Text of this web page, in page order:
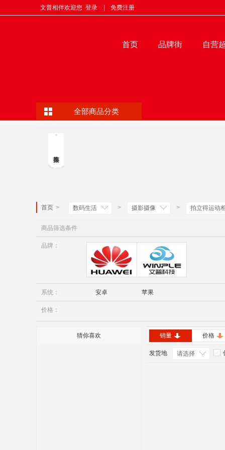
文普相伴欢迎您 登录 免费注册
首页 品牌街 自营
全部商品分类
首页 > 数码生活 > 摄影摄像 > 拍立得运动
商品筛选条件
品牌：
华为 Winple
系统： 安卓 苹果
价格：
猜你喜欢 销量 价格
发货地 请选择